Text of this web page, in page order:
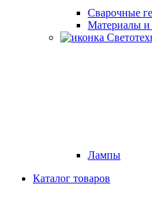
Cварочные
Материалы и
Лампы
Каталог товаров